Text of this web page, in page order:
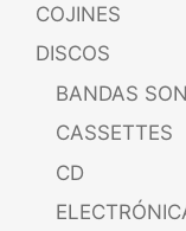
COJINES
DISCOS
BANDAS
CASSETTES
CD